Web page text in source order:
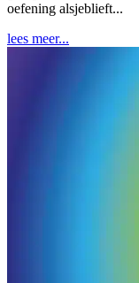
oefening alsjeblieft...
lees meer...